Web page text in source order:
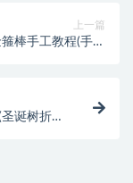
上一篇
棒手工教程(手工
诞树折纸